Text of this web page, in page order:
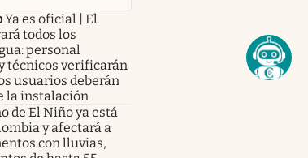
Ya es oficial | El
todos los
personal
técnicos verificarán
usuarios deberán
la instalación
de El Niño ya está
y afectará a
con lluvias,